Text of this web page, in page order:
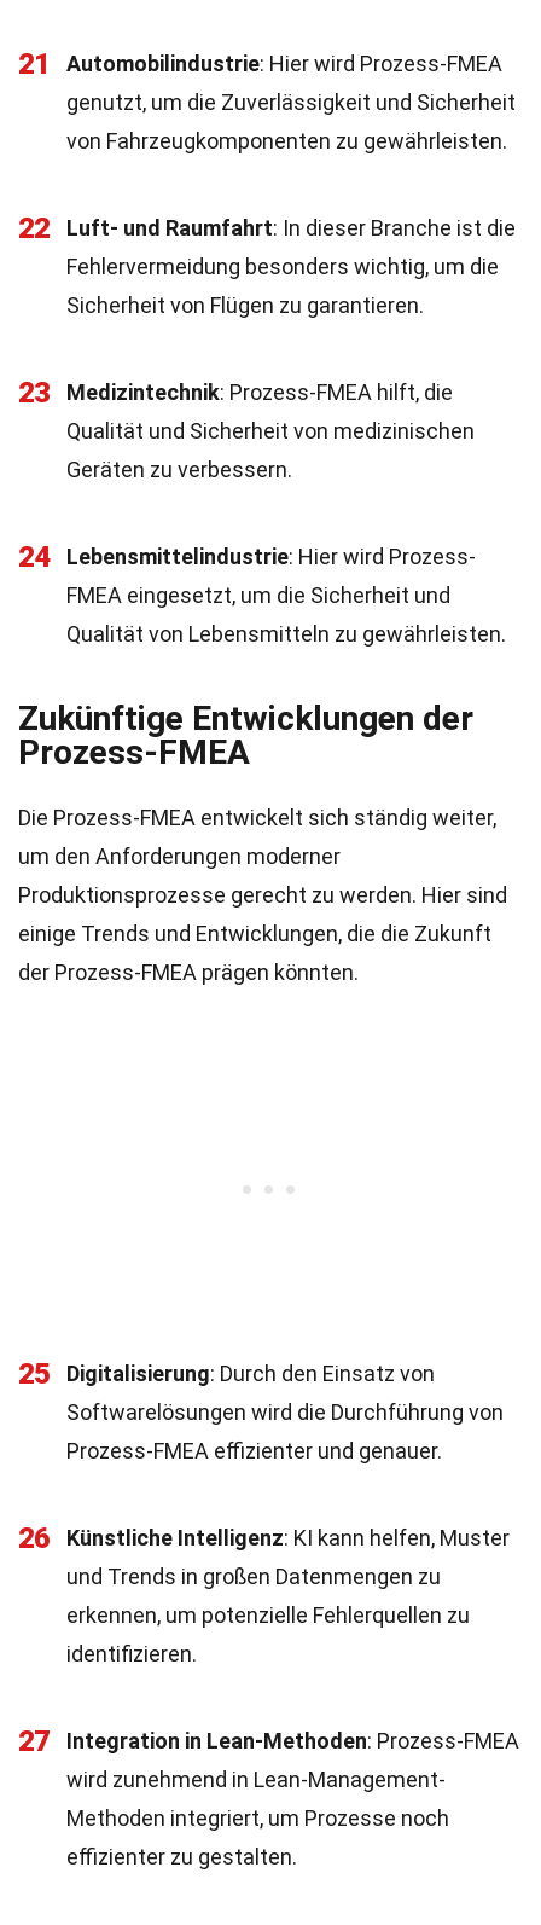
21 Automobilindustrie: Hier wird Prozess-FMEA
genutzt, um die Zuverlässigkeit und Sicherheit
von Fahrzeugkomponenten zu gewährleisten.
22 Luft- und Raumfahrt: In dieser Branche ist die
Fehlervermeidung besonders wichtig, um die
Sicherheit von Flügen zu garantieren.
23 Medizintechnik: Prozess-FMEA hilft, die
Qualität und Sicherheit von medizinischen
Geräten zu verbessern.
24 Lebensmittelindustrie: Hier wird Prozess-
FMEA eingesetzt, um die Sicherheit und
Qualität von Lebensmitteln zu gewährleisten.
Zukünftige Entwicklungen der
Prozess-FMEA
Die Prozess-FMEA entwickelt sich ständig weiter,
um den Anforderungen moderner
Produktionsprozesse gerecht zu werden. Hier sind
einige Trends und Entwicklungen, die die Zukunft
der Prozess-FMEA prägen könnten.
25 Digitalisierung: Durch den Einsatz von
Softwarelösungen wird die Durchführung von
Prozess-FMEA effizienter und genauer.
26 Künstliche Intelligenz: KI kann helfen, Muster
und Trends in großen Datenmengen zu
erkennen, um potenzielle Fehlerquellen zu
identifizieren.
27 Integration in Lean-Methoden: Prozess-FMEA
wird zunehmend in Lean-Management-
Methoden integriert, um Prozesse noch
effizienter zu gestalten.